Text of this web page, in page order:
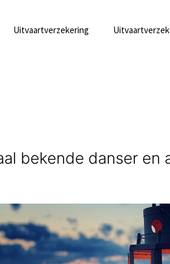
Uitvaartverzekering
bekende danser en